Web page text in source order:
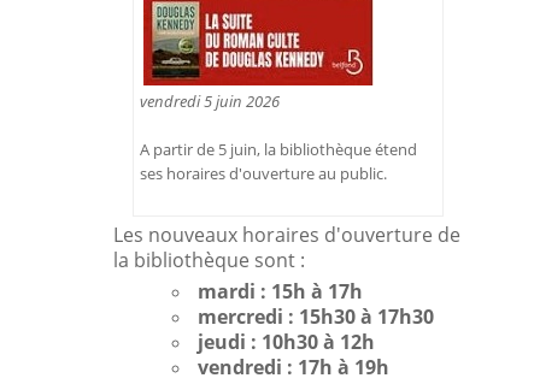
vendredi 5 juin 2026
A partir de 5 juin, la bibliothèque étend
ses horaires d'ouverture au public.
Les nouveaux horaires d'ouverture de
la bibliothèque sont :
mardi : 15h à 17h
mercredi : 15h30 à 17h30
jeudi : 10h30 à 12h
vendredi : 17h à 19h